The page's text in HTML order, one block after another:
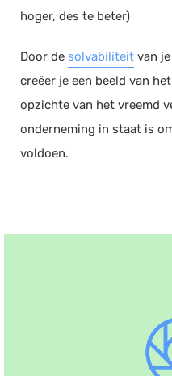
hoger, des te beter)
Door de solvabiliteit van
creëer je een beeld van
opzichte van het vreemd
onderneming in staat is
voldoen.